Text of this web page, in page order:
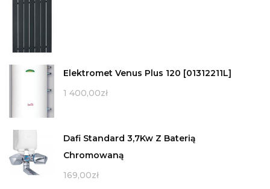
Elektromet Venus Plus 120 [01312211L]
1 400,00zł
Dafi Standard 3,7Kw Z Baterią
Chromowaną
169,00zł